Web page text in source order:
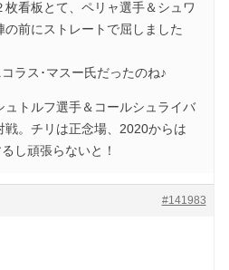
看板とて、ペリャ選手＆シュワ
の前にストレートで屈しました
ラス･マスー氏だったのね♪
ュトルフ選手＆コールシュライバ
戦。チリは正念場、2020からは
し頑張らないと！
#141983